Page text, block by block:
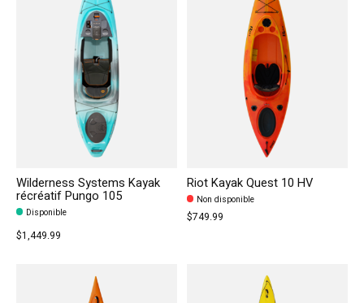
Wilderness Systems Kayak
récréatif Pungo 105
Disponible
$1,449.99
Riot Kayak Quest 10 HV
Non disponible
$749.99